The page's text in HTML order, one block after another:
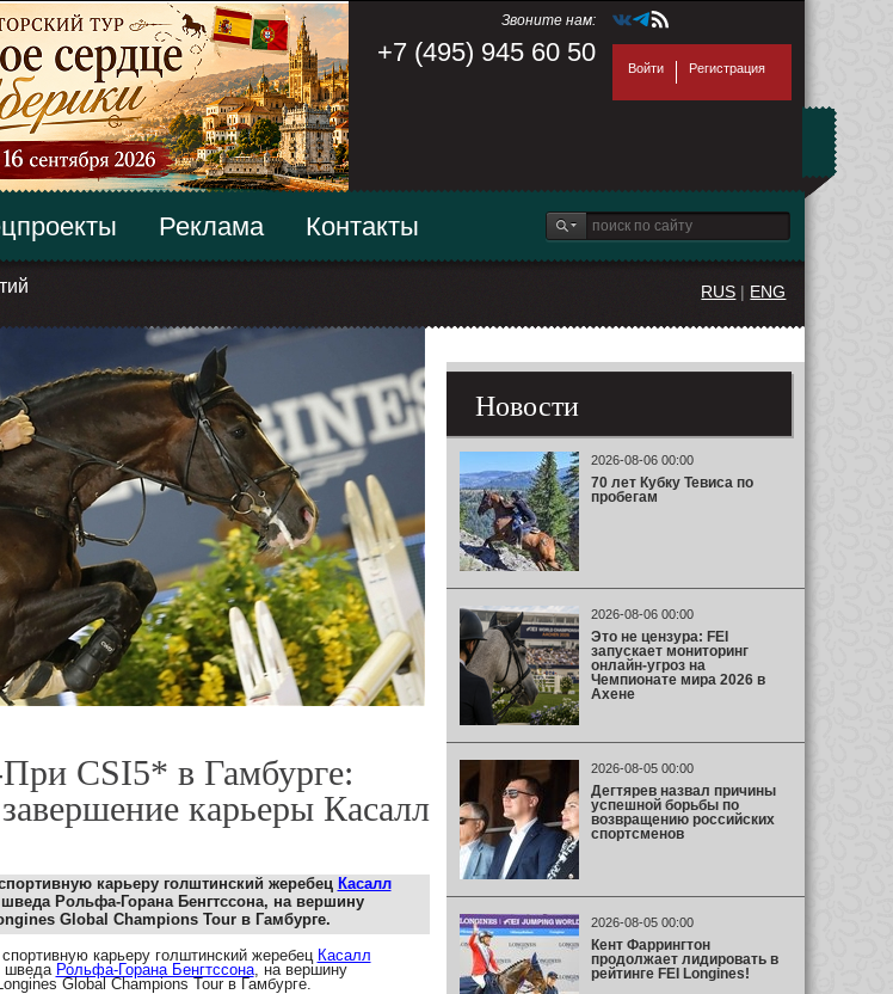
Звоните нам:
+7 (495) 945 60 50
Войти Регистрация
Реклама Контакты
RUS | ENG
CSI5* в Гамбурге:
карьеры Касалл
карьеру голштинский жеребец Касалл
шведаРольфа-Горана Бенгтссона, на вершину
Global Champions Tour в Гамбурге.
карьеру голштинский жеребец Касалл
шведа Рольфа-Горана Бенгтссона, на вершину
Global Champions Tour в Гамбурге.
Новости
2026-08-06 00:00
70 лет Кубку Тевиса по
пробегам
2026-08-06 00:00
Это не цензура: FEI
запускает мониторинг
онлайн-угроз на
Чемпионате мира 2026 в
Ахене
2026-08-05 00:00
Дегтярев назвал причины
успешной борьбы по
возвращению российских
спортсменов
2026-08-05 00:00
Кент Фаррингтон
продолжает лидировать в
рейтинге FEI Longines!